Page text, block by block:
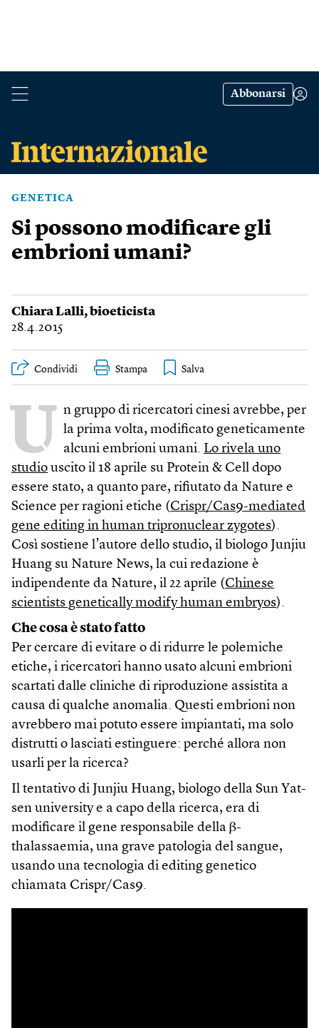
Abbonarsi
GENETICA
Si possono modificare gli
embrioni umani?
Chiara Lalli, bioeticista
28.4.2015
Condividi Stampa
U n gruppo di ricercatori cinesi avrebbe, per
la prima volta, modificato geneticamente
alcuni embrioni umani. Lo rivela uno
studio uscito il 18 aprile su Protein & Cell dopo
essere stato, a quanto pare, rifiutato da Nature e
Science per ragioni etiche (Crispr/Cas9-mediated
gene editing in human tripronuclear zygotes).
Così sostiene l’autore dello studio, il biologo Junjiu
Huang su Nature News, la cui redazione è
indipendente da Nature, il 22 aprile (Chinese
scientists genetically modify human embryos).
Che cosa è stato fatto
Per cercare di evitare o di ridurre le polemiche
etiche, i ricercatori hanno usato alcuni embrioni
scartati dalle cliniche di riproduzione assistita a
causa di qualche anomalia. Questi embrioni non
avrebbero mai potuto essere impiantati, ma solo
distrutti o lasciati estinguere: perché allora non
usarli per la ricerca?
Il tentativo di Junjiu Huang, biologo della Sun Yat-
sen university e a capo della ricerca, era di
modificare il gene responsabile della β-
thalassaemia, una grave patologia del sangue,
usando una tecnologia di editing genetico
chiamata Crispr/Cas9.